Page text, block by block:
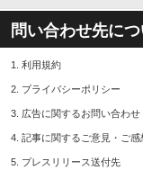
問い合わせ先に
1. 利用規約
2. プライバシーポリシー
3. 広告に関するお問い合わせ
4. 記事に関するご意見・ご感
5. プレスリリース送付先